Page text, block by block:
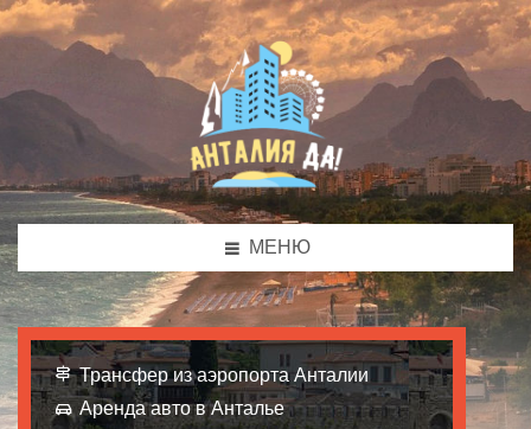
МЕНЮ
Трансфер из аэропорта Анталии
Аренда авто в Анталье